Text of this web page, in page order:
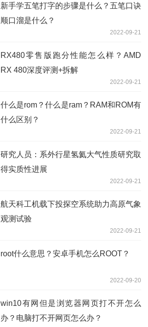
新手学五笔打字的步骤是什么？五笔口诀
顺口溜是什么？
2022-09-21
RX480零售版跑分性能怎么样？AMD
RX 480深度评测+拆解
2022-09-21
什么是rom？什么是ram？RAM和ROM有
什么区别？
2022-09-21
研究人员：系外行星氢氦大气性质研究取
得实质性进展
2022-09-21
航天科工机载下投探空系统助力高原气象
观测试验
2022-09-21
root什么意思？安卓手机怎么ROOT？
2022-09-20
win10有网但是浏览器网页打不开怎么
办？电脑打不开网页怎么办？